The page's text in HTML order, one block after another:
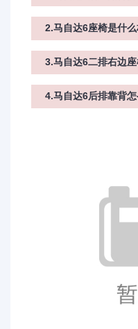
2.马自达6座椅是什
3.马自达6二排右边
4.马自达6后排靠背